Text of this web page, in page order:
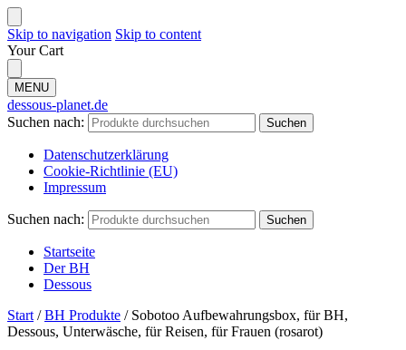
Skip to navigation Skip to content
Your Cart
MENU
dessous-planet.de
Suchen nach:
Suchen
Datenschutzerklärung
Cookie-Richtlinie (EU)
Impressum
Suchen nach: Suchen
Startseite
Der BH
Dessous
Start /BH Produkte / Sobotoo Aufbewahrungsbox, für BH,
Dessous, Unterwäsche, für Reisen, für Frauen (rosarot)